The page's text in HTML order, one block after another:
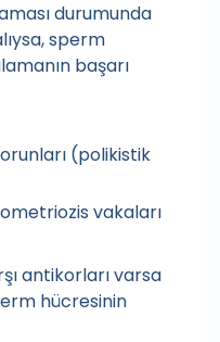
durumunda
sperm
başarı
(polikistik
vakaları
antikorları varsa
hücresinin